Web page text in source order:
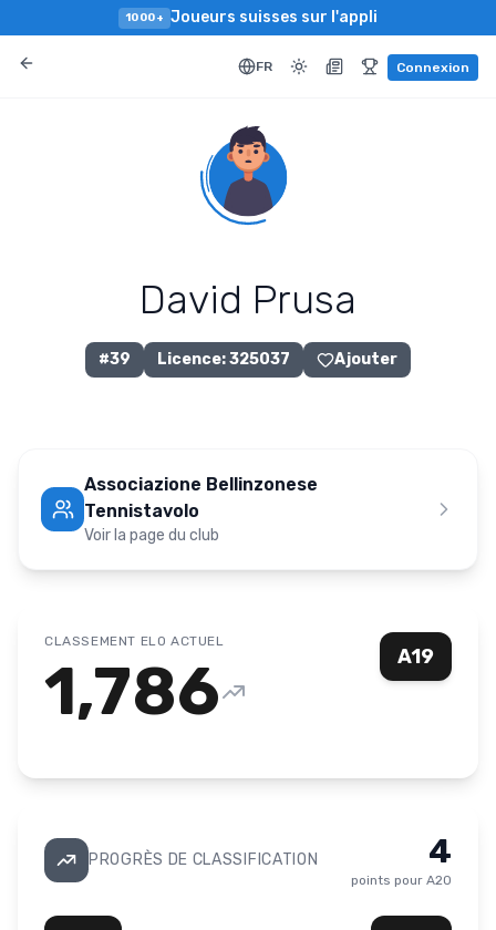
1000+ Joueurs suisses sur l'appli
FR Connexion
David Prusa
#39 Licence:325037 Ajouter
Associazione Bellinzonese
Tennistavolo
Voir la page du club
A19
CLASSEMENT ELO ACTUEL
1,786
PROGRÈS DE CLASSIFICATION 4
points pour A20